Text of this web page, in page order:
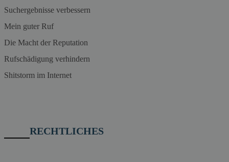
Suchergebnisse verbessern
Mein guter Ruf
Die Macht der Reputation
Rufschädigung verhindern
Shitstorm im Internet
RECHTLICHES